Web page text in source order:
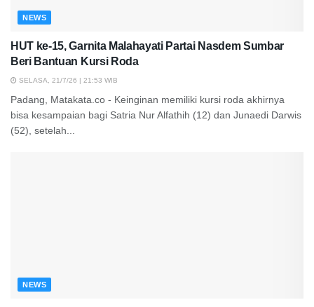
NEWS
HUT ke-15, Garnita Malahayati Partai Nasdem Sumbar
Beri Bantuan Kursi Roda
SELASA, 21/7/26 | 21:53 WIB
Padang, Matakata.co - Keinginan memiliki kursi roda akhirnya
bisa kesampaian bagi Satria Nur Alfathih (12) dan Junaedi Darwis
(52), setelah...
NEWS